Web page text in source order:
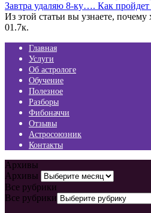
Завтра удаляю 8-ку…. Как пройдет
Из этой статьи вы узнаете, почему
01.7к.
Главная
Услуги
Об астрологе
Обучение
Полезное
Разборы
Фибоначчи
Отзывы
Астросоюзник
Контакты
Архивы
Архивы
Все рубрики
Все рубрики